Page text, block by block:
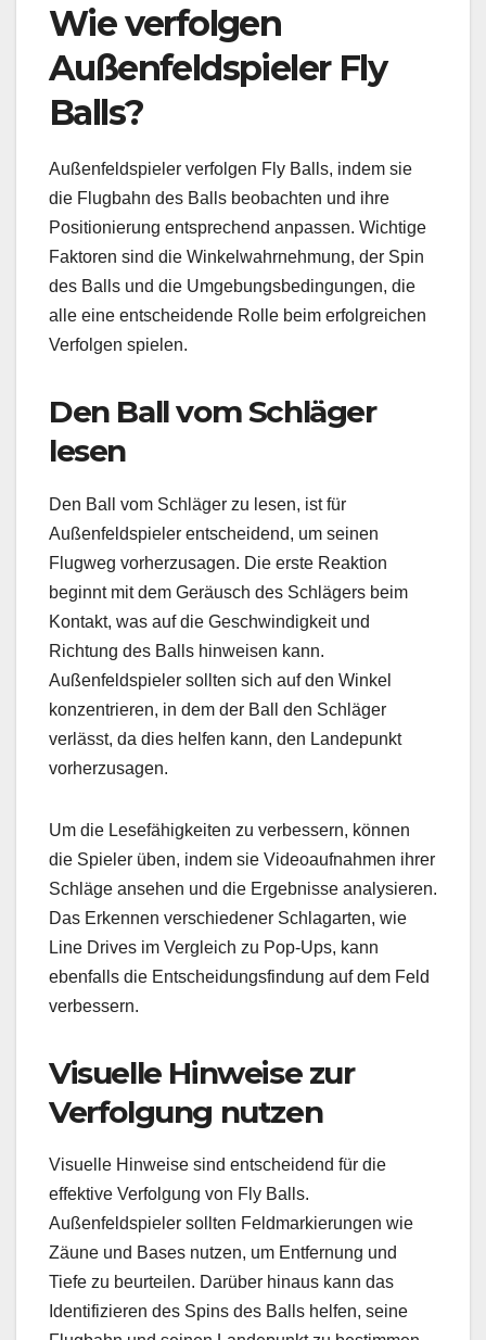
Wie verfolgen
Außenfeldspieler Fly
Balls?
Außenfeldspieler verfolgen Fly Balls, indem sie
die Flugbahn des Balls beobachten und ihre
Positionierung entsprechend anpassen. Wichtige
Faktoren sind die Winkelwahrnehmung, der Spin
des Balls und die Umgebungsbedingungen, die
alle eine entscheidende Rolle beim erfolgreichen
Verfolgen spielen.
Den Ball vom Schläger
lesen
Den Ball vom Schläger zu lesen, ist für
Außenfeldspieler entscheidend, um seinen
Flugweg vorherzusagen. Die erste Reaktion
beginnt mit dem Geräusch des Schlägers beim
Kontakt, was auf die Geschwindigkeit und
Richtung des Balls hinweisen kann.
Außenfeldspieler sollten sich auf den Winkel
konzentrieren, in dem der Ball den Schläger
verlässt, da dies helfen kann, den Landepunkt
vorherzusagen.
Um die Lesefähigkeiten zu verbessern, können
die Spieler üben, indem sie Videoaufnahmen ihrer
Schläge ansehen und die Ergebnisse analysieren.
Das Erkennen verschiedener Schlagarten, wie
Line Drives im Vergleich zu Pop-Ups, kann
ebenfalls die Entscheidungsfindung auf dem Feld
verbessern.
Visuelle Hinweise zur
Verfolgung nutzen
Visuelle Hinweise sind entscheidend für die
effektive Verfolgung von Fly Balls.
Außenfeldspieler sollten Feldmarkierungen wie
Zäune und Bases nutzen, um Entfernung und
Tiefe zu beurteilen. Darüber hinaus kann das
Identifizieren des Spins des Balls helfen, seine